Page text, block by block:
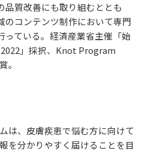
品質改善にも取り組むととも
のコンテンツ制作において専門
ている。 経済産業省主催「始
」採択、Knot Program
。
は、皮膚疾患で悩む方に向けて
を分かりやすく届けることを目